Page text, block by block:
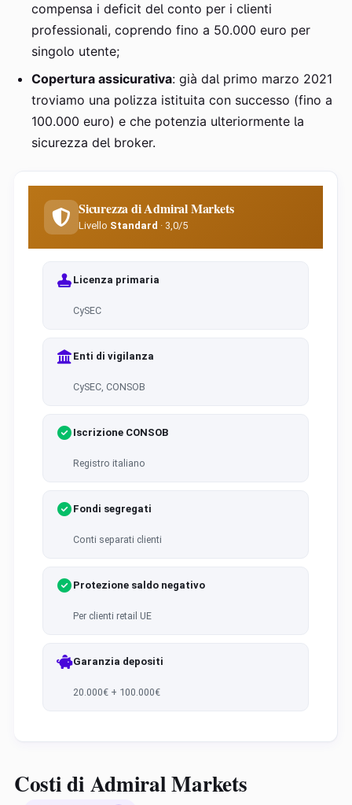
compensa i deficit del conto per i clienti
professionali, coprendo fino a 50.000 euro per
singolo utente;
Copertura assicurativa: già dal primo marzo 2021
troviamo una polizza istituita con successo (fino a
100.000 euro) e che potenzia ulteriormente la
sicurezza del broker.
Sicurezza di Admiral Markets
Livello Standard · 3,0/5
Licenza primaria
CySEC
Enti di vigilanza
CySEC, CONSOB
Iscrizione CONSOB
Registro italiano
Fondi segregati
Conti separati clienti
Protezione saldo negativo
Per clienti retail UE
Garanzia depositi
20.000€ + 100.000€
Costi di Admiral Markets